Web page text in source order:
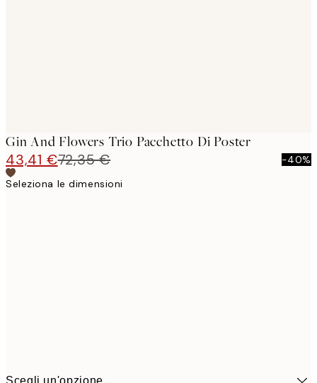
Gin And Flowers Trio Pacchetto Di Poster
43,41 €72,35 €
-40%
Seleziona le dimensioni
Scegli un'opzione...